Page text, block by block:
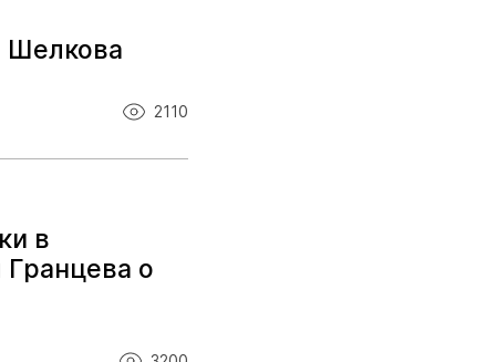
Шелкова
2110
в
Гранцева о